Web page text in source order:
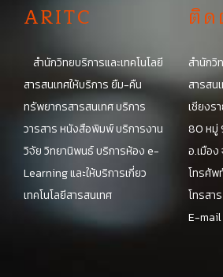
ARITC
สำนักวิทยบริการและเทคโนโลยี
สารสนเทศให้บริการ ยืม-คืน
ทรัพยากรสารสนเทศ บริการ
วารสาร หนังสือพิมพ์ บริการงาน
วิจัย วิทยานิพนธ์ บริการห้อง e-
Learning และให้บริการเกี่ยว
เทคโนโลยีสารสนเทศ
ติด
สำนักวิ
สารสน
เชียงร
80 หมู่
อ.เมือง
โทรศั
โทรสา
E-mail